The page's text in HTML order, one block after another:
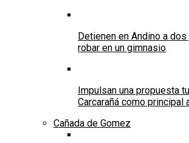
Detienen en Andino a
robar en un gimnasio
Impulsan una propuesta
Carcarañá como principal
Cañada de Gomez